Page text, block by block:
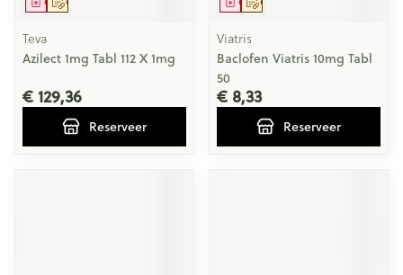
Teva
Azilect 1mg Tabl 112 X 1mg
€ 129,36
Reserveer
Viatris
Baclofen Viatris 10mg Tabl
50
€ 8,33
Reserveer